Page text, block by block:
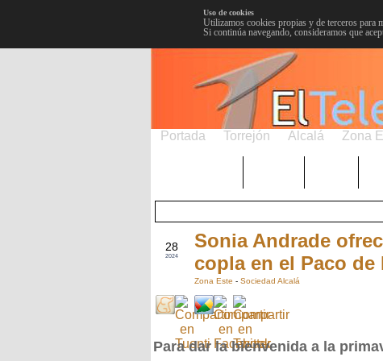
Uso de cookies
Utilizamos cookies propias y de terceros para
Si continúa navegando, consideramos que
Portada Torrejón Alcalá Zona
28
2024
Sonia Andrade
copla en el Paco de
Zona Este - Sociedad Alcalá
Para dar la bienvenida a la